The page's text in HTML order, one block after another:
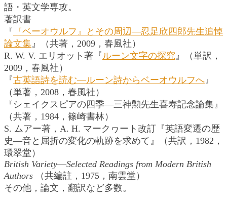
語・英文学専攻。
著訳書
『 『ベーオウルフ』とその周辺―忍足欣四郎先生追悼
論文集 』（共著，2009，春風社）
R. W. V. エリオット著『 ルーン文字の探究 』（単訳，
2009，春風社）
『古英語詩を読む―ルーン詩からベーオウルフへ 』
（単著，2008，春風社）
『シェイクスピアの四季―三神勲先生喜寿記念論集』
（共著，1984，篠崎書林）
S. ムアー著，A. H. マークヮート改訂『英語変遷の歴
史―音と屈折の変化の軌跡を求めて』（共訳，1982，
環翠堂）
British Variety―Selected Readings from Modern British
Authors
（共編註，1975，南雲堂）
その他，論文，翻訳など多数。